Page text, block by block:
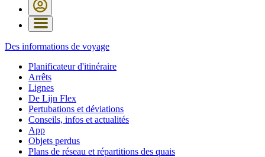
Des informations de voyage
Planificateur d'itinéraire
Arrêts
Lignes
De Lijn Flex
Pertubations et déviations
Conseils, infos et actualités
App
Objets perdus
Plans de réseau et répartitions des quais